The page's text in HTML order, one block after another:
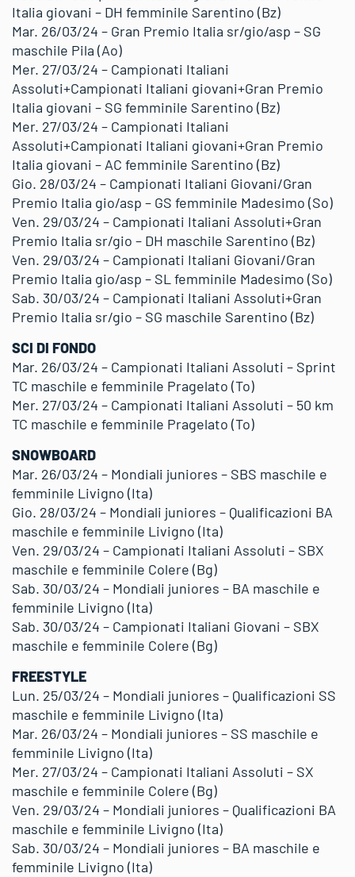
Italia giovani – DH femminile Sarentino (Bz)
Mar. 26/03/24 – Gran Premio Italia sr/gio/asp – SG
maschile Pila (Ao)
Mer. 27/03/24 – Campionati Italiani
Assoluti+Campionati Italiani giovani+Gran Premio
Italia giovani – SG femminile Sarentino (Bz)
Mer. 27/03/24 – Campionati Italiani
Assoluti+Campionati Italiani giovani+Gran Premio
Italia giovani – AC femminile Sarentino (Bz)
Gio. 28/03/24 – Campionati Italiani Giovani/Gran
Premio Italia gio/asp – GS femminile Madesimo (So)
Ven. 29/03/24 – Campionati Italiani Assoluti+Gran
Premio Italia sr/gio – DH maschile Sarentino (Bz)
Ven. 29/03/24 – Campionati Italiani Giovani/Gran
Premio Italia gio/asp – SL femminile Madesimo (So)
Sab. 30/03/24 – Campionati Italiani Assoluti+Gran
Premio Italia sr/gio – SG maschile Sarentino (Bz)
SCI DI FONDO
Mar. 26/03/24 – Campionati Italiani Assoluti – Sprint
TC maschile e femminile Pragelato (To)
Mer. 27/03/24 – Campionati Italiani Assoluti – 50 km
TC maschile e femminile Pragelato (To)
SNOWBOARD
Mar. 26/03/24 – Mondiali juniores – SBS maschile e
femminile Livigno (Ita)
Gio. 28/03/24 – Mondiali juniores – Qualificazioni BA
maschile e femminile Livigno (Ita)
Ven. 29/03/24 – Campionati Italiani Assoluti – SBX
maschile e femminile Colere (Bg)
Sab. 30/03/24 – Mondiali juniores – BA maschile e
femminile Livigno (Ita)
Sab. 30/03/24 – Campionati Italiani Giovani – SBX
maschile e femminile Colere (Bg)
FREESTYLE
Lun. 25/03/24 – Mondiali juniores – Qualificazioni SS
maschile e femminile Livigno (Ita)
Mar. 26/03/24 – Mondiali juniores – SS maschile e
femminile Livigno (Ita)
Mer. 27/03/24 – Campionati Italiani Assoluti – SX
maschile e femminile Colere (Bg)
Ven. 29/03/24 – Mondiali juniores – Qualificazioni BA
maschile e femminile Livigno (Ita)
Sab. 30/03/24 – Mondiali juniores – BA maschile e
femminile Livigno (Ita)